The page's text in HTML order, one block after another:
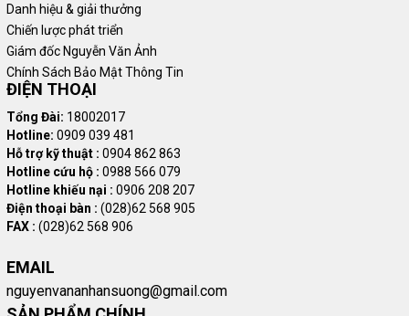
Danh hiệu & giải thưởng
Chiến lược phát triển
Giám đốc Nguyễn Văn Ảnh
Chính Sách Bảo Mật Thông Tin
ĐIỆN THOẠI
Tổng Đài: 18002017
Hotline: 0909 039 481
Hỗ trợ kỹ thuật : 0904 862 863
Hotline cứu hộ : 0988 566 079
Hotline khiếu nại : 0906 208 207
Điện thoại bàn : (028)62 568 905
FAX : (028)62 568 906
EMAIL
nguyenvananhansuong@gmail.com